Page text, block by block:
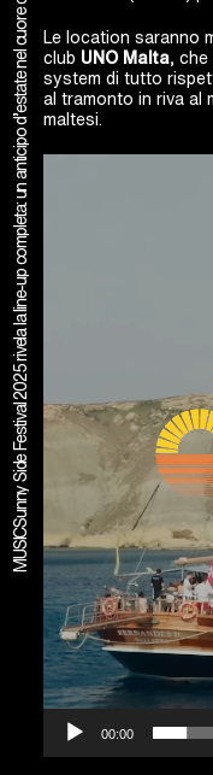
MUSIC
Sunny Side Festival 2025 rivela la line-up completa: un anticipo d’estate nel cuore del Mediterraneo
Le location saranno
club UNO Malta, che
system di tutto
al tramonto in riva al
maltesi.
00:00